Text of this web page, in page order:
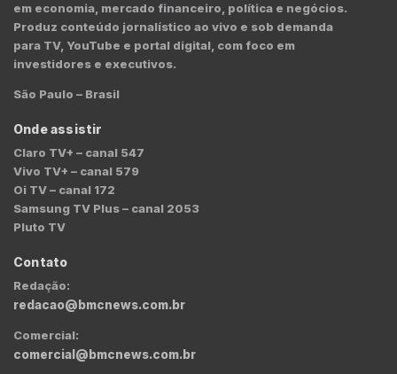
em economia, mercado financeiro, política e negócios.
Produz conteúdo jornalístico ao vivo e sob demanda
para TV, YouTube e portal digital, com foco em
investidores e executivos.
São Paulo – Brasil
Onde assistir
Claro TV+ – canal 547
Vivo TV+ – canal 579
Oi TV – canal 172
Samsung TV Plus – canal 2053
Pluto TV
Contato
Redação:
redacao@bmcnews.com.br
Comercial:
comercial@bmcnews.com.br